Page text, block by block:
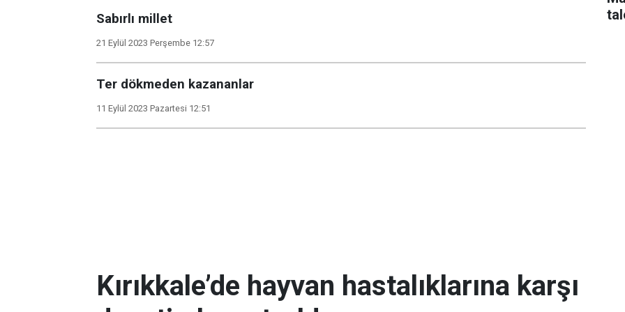
Sabırlı millet
21 Eylül 2023 Perşembe 12:57
Ter dökmeden kazananlar
11 Eylül 2023 Pazartesi 12:51
Kırıkkale’de hayvan hastalıklarına karşı